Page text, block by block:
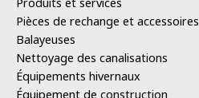
Pièces de rechange et accessoires
Balayeuses
Nettoyage des canalisations
Équipements hivernaux
Équipement de construction